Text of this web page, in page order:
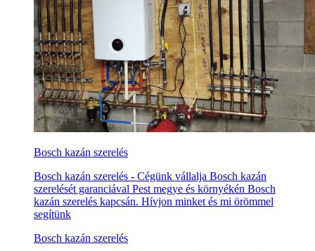
Bosch kazán szerelés
Bosch kazán szerelés - Cégünk vállalja Bosch kazán
szerelését garanciával Pest megye és környékén Bosch
kazán szerelés kapcsán. Hívjon minket és mi örömmel
segítünk
Bosch kazán szerelés